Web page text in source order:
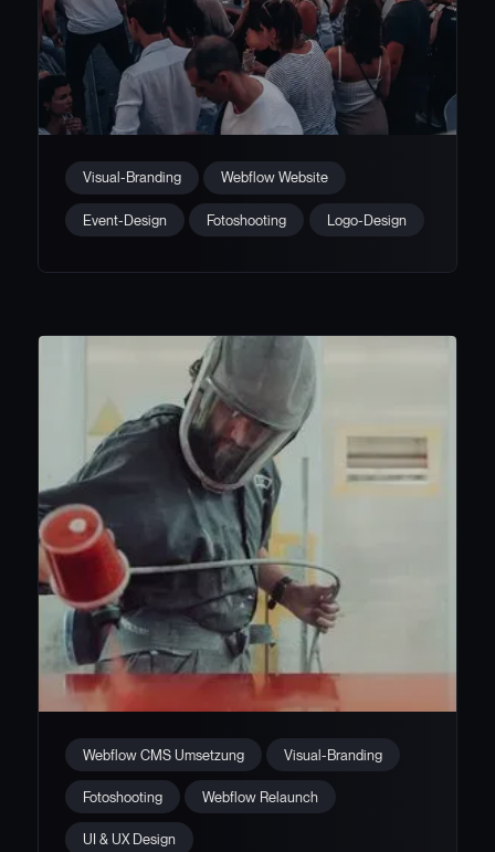
Branding & Website für das
Weinfest am Rhein
Visual-Branding Webflow Website
Event-Design Fotoshooting Logo-Design
Webflow Relaunch &
Fotoshooting für 90.10
Webflow CMS Umsetzung Visual-Branding
Fotoshooting Webflow Relaunch
UI & UX Design